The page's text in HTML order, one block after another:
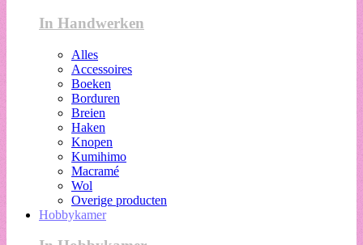
In Handwerken
Alles
Accessoires
Boeken
Borduren
Breien
Haken
Knopen
Kumihimo
Macramé
Wol
Overige producten
Hobbykamer